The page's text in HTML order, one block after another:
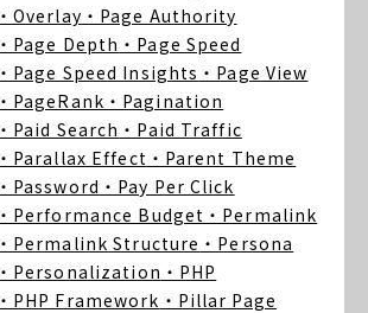
・Overlay ・Page Authority
・Page Depth ・Page Speed
・Page Speed Insights ・Page View
・PageRank ・Pagination
・Paid Search ・Paid Traffic
・Parallax Effect ・Parent Theme
・Password ・Pay Per Click
・Performance Budget ・Permalink
・Permalink Structure ・Persona
・Personalization ・PHP
・PHP Framework ・Pillar Page